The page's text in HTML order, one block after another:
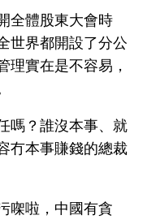
全體股東大會時
世界都開設了分公
理實在是不容易，
嗎？誰沒本事、就
冇本事賺錢的總裁
㗎啦，中國有貪